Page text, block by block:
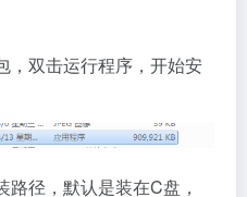
，双击运行程序，开始安
径，默认是装在C盘，